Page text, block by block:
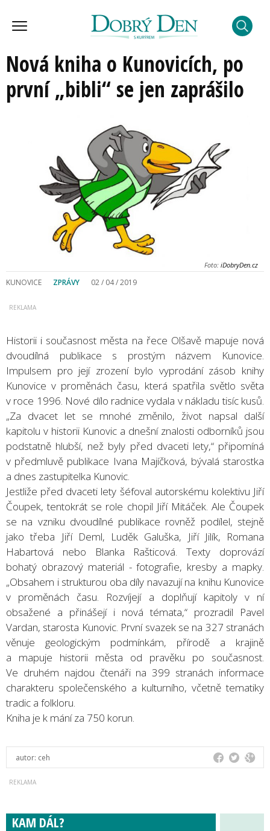
Nová kniha o Kunovicích, po
první „bibli“ se jen zaprášilo
Foto: iDobryDen.cz
KUNOVICE ZPRÁVY 02 / 04 / 2019
Historii i současnost města na řece Olšavě mapuje nová
dvoudílná publikace s prostým názvem Kunovice.
Impulsem pro její zrození bylo vyprodání zásob knihy
Kunovice v proměnách času, která spatřila světlo světa
v roce 1996. Nové dílo radnice vydala v nákladu tisíc kusů.
„Za dvacet let se mnohé změnilo, život napsal další
kapitolu v historii Kunovic a dnešní znalosti odborníků jsou
podstatně hlubší, než byly před dvaceti lety,“ připomíná
v předmluvě publikace Ivana Majíčková, bývalá starostka
a dnes zastupitelka Kunovic.
Jestliže před dvaceti lety šéfoval autorskému kolektivu Jiří
Čoupek, tentokrát se role chopil Jiří Mitáček. Ale Čoupek
se na vzniku dvoudílné publikace rovněž podílel, stejně
jako třeba Jiří Deml, Luděk Galuška, Jiří Jilík, Romana
Habartová nebo Blanka Rašticová. Texty doprovází
bohatý obrazový materiál - fotografie, kresby a mapky.
„Obsahem i strukturou oba díly navazují na knihu Kunovice
v proměnách času. Rozvíjejí a doplňují kapitoly v ní
obsažené a přinášejí i nová témata,“ prozradil Pavel
Vardan, starosta Kunovic. První svazek se na 327 stranách
věnuje geologickým podmínkám, přírodě a krajině
a mapuje historii města od pravěku po současnost.
Ve druhém najdou čtenáři na 399 stranách informace
charakteru společenského a kulturního, včetně tematiky
tradic a folkloru.
Kniha je k mání za 750 korun.
autor: ceh
KAM DÁL?